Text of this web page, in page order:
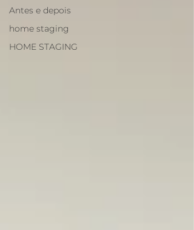
Antes e depois
home staging
HOME STAGING